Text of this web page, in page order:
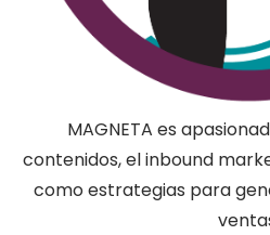
MAGNETA es
contenidos, el inbound
como estrategias para